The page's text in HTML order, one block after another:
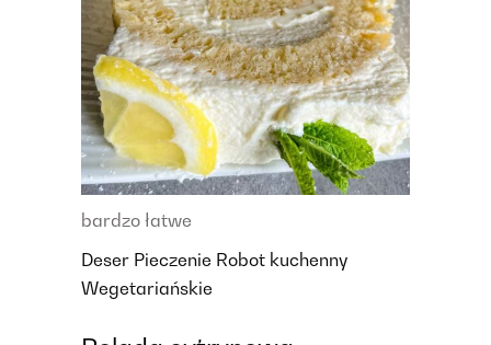
bardzo łatwe
Deser Pieczenie Robot kuchenny
Wegetariańskie